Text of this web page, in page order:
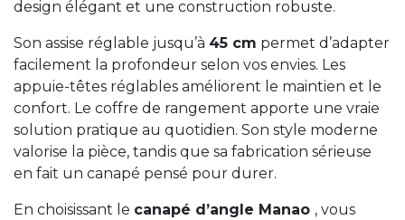
design élégant et une construction robuste.
Son assise réglable jusqu’à 45 cm permet d’adapter
facilement la profondeur selon vos envies. Les
appuie-têtes réglables améliorent le maintien et le
confort. Le coffre de rangement apporte une vraie
solution pratique au quotidien. Son style moderne
valorise la pièce, tandis que sa fabrication sérieuse
en fait un canapé pensé pour durer.
En choisissant le canapé d’angle Manao , vous